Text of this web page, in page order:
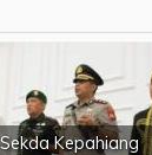
Sekda Kepahiang